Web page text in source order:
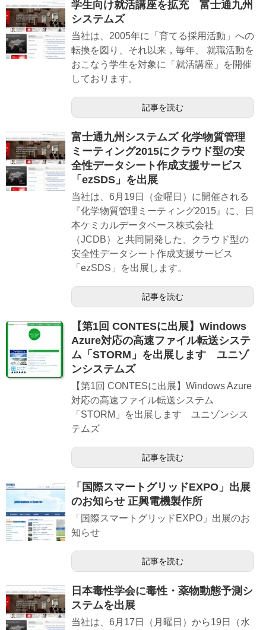
学生向け就活講座を拡充 富士通九州
システムズ
当社は、2005年に「育てる採用活動」への
転換を図り、それ以来，毎年、 就職活動を
おこなう学生を対象に「就活講座」を開催
しております。
記事を読む
富士通九州システムズ 化学物質管理
ミーティング2015にクラウド型の安
全性データシート作成支援サービス
「ezSDS」を出展
当社は、6月19日（金曜日）に開催される
『化学物質管理ミーティング2015』に、日
本ケミカルデータベース株式会社
（JCDB）と共同開発した、クラウド型の
安全性データシート作成支援サービス
「ezSDS」を出展します。
記事を読む
【第1回 CONTESに出展】Windows
Azure対応の高速ファイル転送システ
ム「STORM」を出展します ユニゾ
ンシステムズ
【第1回 CONTESに出展】Windows Azure
対応の高速ファイル転送システム
「STORM」を出展します ユニゾンシス
テムズ
記事を読む
「国際スマートグリッドEXPO」出展
のお知らせ 正興電機製作所
「国際スマートグリッドEXPO」出展のお
知らせ
記事を読む
日本毒性学会に毒性・薬物動態予測シ
ステムを出展
当社は、6月17日（月曜日）から19日（水